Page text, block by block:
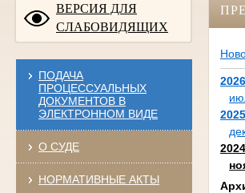
ВЕРСИЯ ДЛЯ
СЛАБОВИДЯЩИХ
ПОДАЧА
ПРОЦЕССУАЛЬНЫХ
ДОКУМЕНТОВ В
ЭЛЕКТРОННОМ ВИДЕ
О СУДЕ
НОРМАТИВНЫЕ АКТЫ